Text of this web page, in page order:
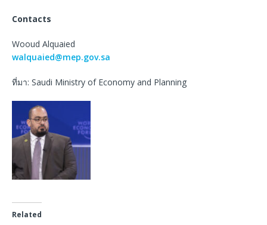
Contacts
Wooud Alquaied
walquaied@mep.gov.sa
ที่มา: Saudi Ministry of Economy and Planning
Related